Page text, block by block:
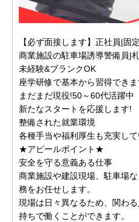
【必ず面接します】正社員|固
商業施設の駐車場誘導警備員|
未経験&ブランクOK
座学研修で基本から習得できま
まだまだ現役!50～60代活躍中
新たなスタートを応援します!
整備された就業環境
各種手当や福利厚生も充実して
★アピールポイント★
安全を守る意義ある仕事
商業施設や建設現場、駐車場
務をお任せします。
現場は日々異なるため、関わ
持ちで働くことができます。